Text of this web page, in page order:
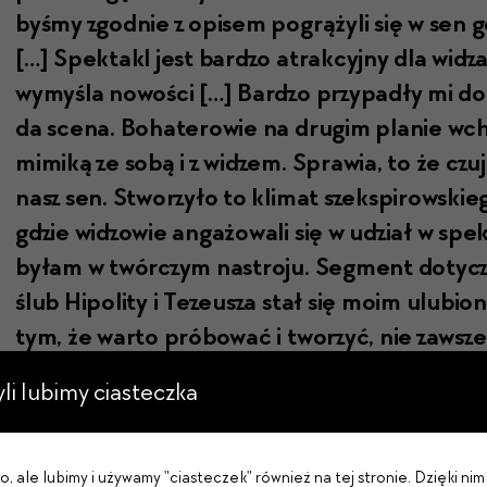
byśmy zgod­nie z opisem pogrążyli się w sen
[…] Spek­takl jest bard­zo atrak­cyjny dla
wymyśla nowoś­ci […] Bard­zo przy­padły mi
da sce­na. Bohaterowie na drugim planie
mimiką ze sobą i z widzem. Spraw­ia, to że
nasz sen. Stworzyło to kli­mat
gdzie wid­zowie angażowali się w udzi­ał w
byłam w twór­czym nas­tro­ju. Seg­ment
ślub Hipoli­ty i Tezeusza stał się moim
tym, że warto próbować i tworzyć, nie
teatru, których zwyk­le nie widać. Udzi­ał
prowadzi do niezwyk­le ciekawego efek­tu
lubimy ciasteczka
ale lubimy i używamy "ciasteczek" również na tej stronie. Dzięki